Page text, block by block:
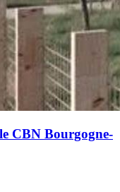
CBN Bourgogne-